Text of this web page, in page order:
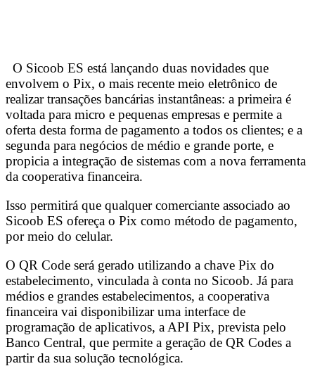
O Sicoob ES está lançando duas novidades que
envolvem o Pix, o mais recente meio eletrônico de
realizar transações bancárias instantâneas: a primeira é
voltada para micro e pequenas empresas e permite a
oferta desta forma de pagamento a todos os clientes; e a
segunda para negócios de médio e grande porte, e
propicia a integração de sistemas com a nova ferramenta
da cooperativa financeira.
Isso permitirá que qualquer comerciante associado ao
Sicoob ES ofereça o Pix como método de pagamento,
por meio do celular.
O QR Code será gerado utilizando a chave Pix do
estabelecimento, vinculada à conta no Sicoob. Já para
médios e grandes estabelecimentos, a cooperativa
financeira vai disponibilizar uma interface de
programação de aplicativos, a API Pix, prevista pelo
Banco Central, que permite a geração de QR Codes a
partir da sua solução tecnológica.